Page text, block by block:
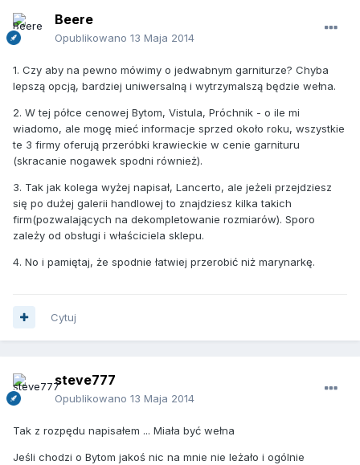
Beere
Opublikowano 13 Maja 2014
1. Czy aby na pewno mówimy o jedwabnym garniturze? Chyba
lepszą opcją, bardziej uniwersalną i wytrzymalszą będzie wełna.
2. W tej półce cenowej Bytom, Vistula, Próchnik - o ile mi
wiadomo, ale mogę mieć informacje sprzed około roku, wszystkie
te 3 firmy oferują przeróbki krawieckie w cenie garnituru
(skracanie nogawek spodni również).
3. Tak jak kolega wyżej napisał, Lancerto, ale jeżeli przejdziesz
się po dużej galerii handlowej to znajdziesz kilka takich
firm(pozwalających na dekompletowanie rozmiarów). Sporo
zależy od obsługi i właściciela sklepu.
4. No i pamiętaj, że spodnie łatwiej przerobić niż marynarkę.
Cytuj
steve777
Opublikowano 13 Maja 2014
Tak z rozpędu napisałem ... Miała być wełna
Jeśli chodzi o Bytom jakoś nic na mnie nie leżało i ogólnie